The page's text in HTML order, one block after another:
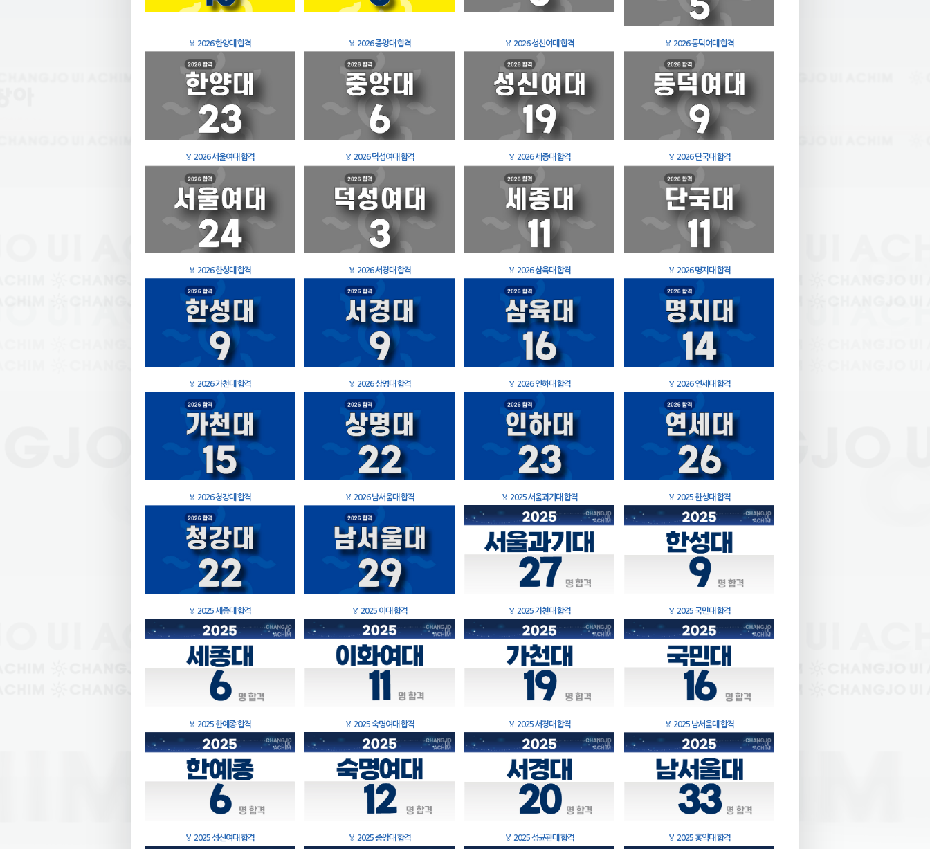
🏅 2026 한양대 합격 🏅 2026 중앙대 합격 🏅 2026 성신여대 합격 🏅 2026 동덕여대 합격
🏅 2026 서울여대 합격 🏅 2026 덕성여대 합격 🏅 2026 세종대 합격 🏅 2026 단국대 합격
🏅 2026 한성대 합격 🏅 2026 서경대 합격 🏅 2026 삼육대 합격 🏅 2026 명지대 합격
🏅 2026 가천대 합격 🏅 2026 상명대 합격 🏅 2026 인하대 합격 🏅 2026 연세대 합격
🏅 2026 청강대 합격 🏅 2026 남서울대 합격 🏅 2025 서울과기대 합격 🏅 2025 한성대 합격
🏅 2025 세종대 합격 🏅 2025 이대 합격 🏅 2025 가천대 합격 🏅 2025 국민대 합격
🏅 2025 한예종 합격 🏅 2025 숙명여대 합격 🏅 2025 서경대 합격 🏅 2025 남서울대 합격
🏅 2025 성신여대 합격 🏅 2025 중앙대 합격 🏅 2025 성균관대 합격 🏅 2025 홍익대 합격